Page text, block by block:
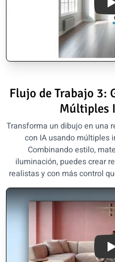
Flujo de Trabajo 3:
Múltiples
Transforma un dibujo en una
con IA usando múltiples
Combinando estilo,
iluminación, puedes crear
realistas y con más control